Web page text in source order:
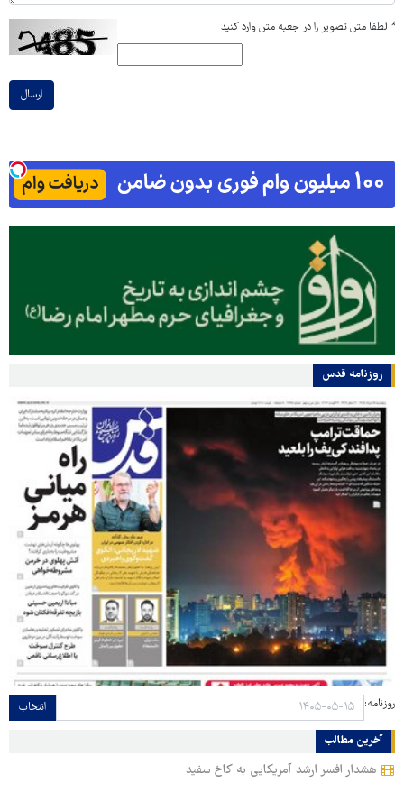
* لطفا متن تصویر را در جعبه متن وارد کنید
ارسال
روزنامه قدس
روزنامه: انتخاب
آخرین مطالب
هشدار افسر ارشد آمریکایی به کاخ سفید